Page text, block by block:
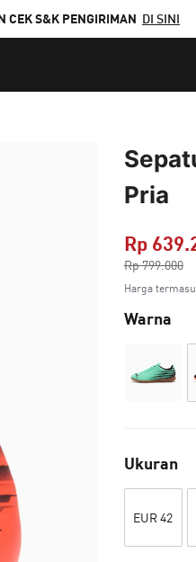
CEK S&K PENGIRIMAN DI SINI
Pria
Rp
Rp 799.000
ke
Harga
Warna
Ukuran
EUR 42